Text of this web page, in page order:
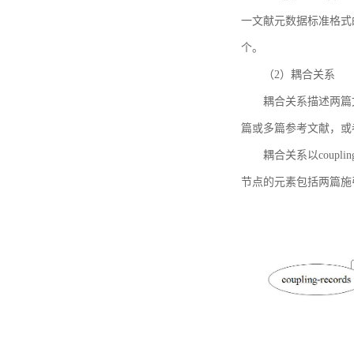
一文献元数据标准格
个。
（2）耦合关系
耦合关系描述两
篇或多篇参考文献，
耦合关系以
节点的元素包括两篇